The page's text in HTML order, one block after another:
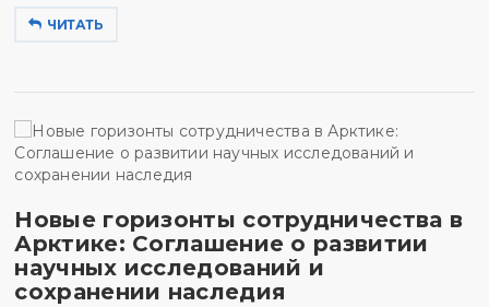
ЧИТАТЬ
Новые горизонты сотрудничества в
Арктике: Соглашение о развитии
научных исследований и
сохранении наследия